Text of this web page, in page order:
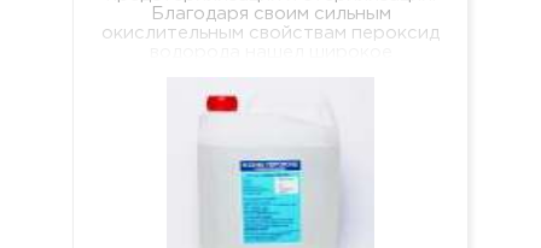
Благодаря своим сильным
окислительным свойствам пероксид
промышленности, где используется,
например, в…